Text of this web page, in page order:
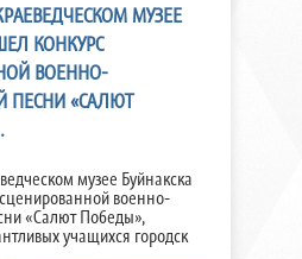
МУЗЕЕ
КОНКУРС
ВОЕННО-
ПЕСНИ «САЛЮТ
музее Буйнакска
военно-
«Салют Победы»,
учащихся городск